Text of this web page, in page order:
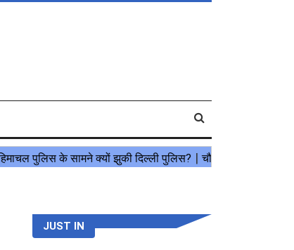
JUST IN